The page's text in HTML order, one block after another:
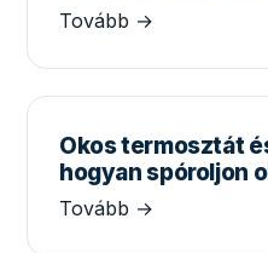
Tovább →
Okos termosztát
hogyan spóroljon
Tovább →